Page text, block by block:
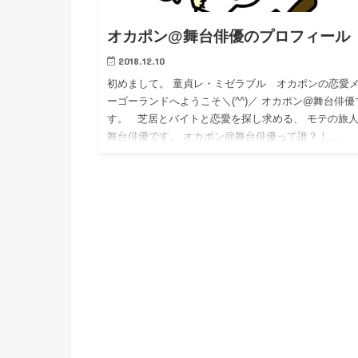
オカポン@舞台俳優のプロフィール
2018.12.10
初めまして。 童貞レ・ミゼラブル オカポンの恋愛
ーゴーランドへようこそ＼(^^)／ オカポン@舞台俳優
す。 芝居とバイトと恋愛を探し求める、 モテの旅
舞台俳優です。 オカポン@舞台俳優って誰？！…